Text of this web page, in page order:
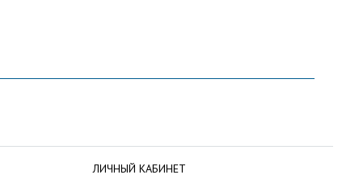
ЛИЧНЫЙ КАБИНЕТ